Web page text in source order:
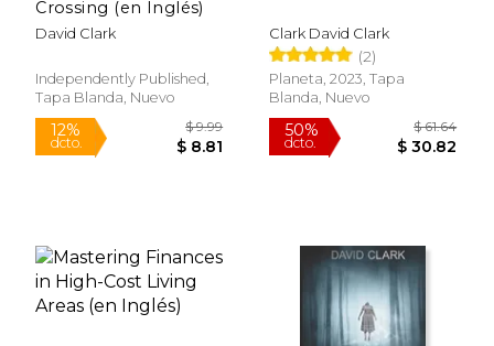
Crossing (en Inglés)
David Clark
Independently Published,
Tapa Blanda, Nuevo
Clark David Clark
(2)
Planeta, 2023, Tapa
Blanda, Nuevo